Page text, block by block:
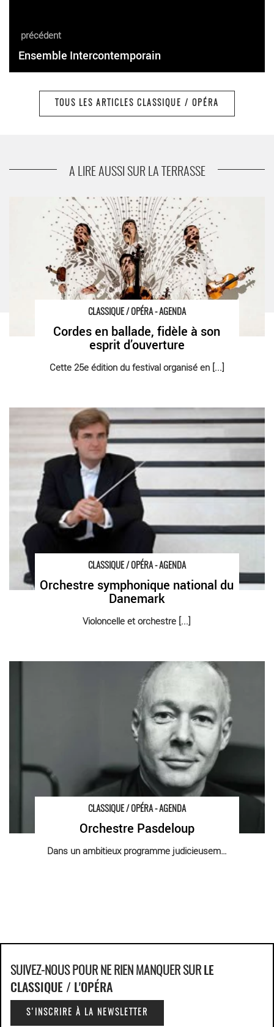
précédent
Ensemble Intercontemporain
Sonia Wieder-Atherton
TOUS LES ARTICLES CLASSIQUE / OPÉRA
A LIRE AUSSI SUR LA TERRASSE
CLASSIQUE / OPÉRA - AGENDA
Cordes en ballade, fidèle à son
esprit d’ouverture
Cette 25e édition du festival organisé en [...]
Cordes en ballade, fidèle à son esprit d’ouverture - Critique
sortie Classique / Opéra
CLASSIQUE / OPÉRA - AGENDA
Orchestre symphonique national du
Danemark
Violoncelle et orchestre [...]
Orchestre symphonique national du Danemark - Critique sortie
Classique / Opéra
CLASSIQUE / OPÉRA - AGENDA
Orchestre Pasdeloup
Dans un ambitieux programme judicieusement [...]
Orchestre Pasdeloup - Critique sortie Classique / Opéra Paris
SUIVEZ-NOUS POUR NE RIEN MANQUER SUR LE
CLASSIQUE / L'OPÉRA
S'INSCRIRE À LA NEWSLETTER